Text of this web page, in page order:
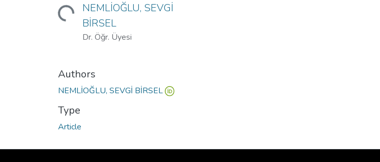
Loading...
NEMLİOĞLU, SEVGİ
BİRSEL
Dr. Öğr. Üyesi
Authors
NEMLİOĞLU, SEVGİ BİRSEL
Type
Article